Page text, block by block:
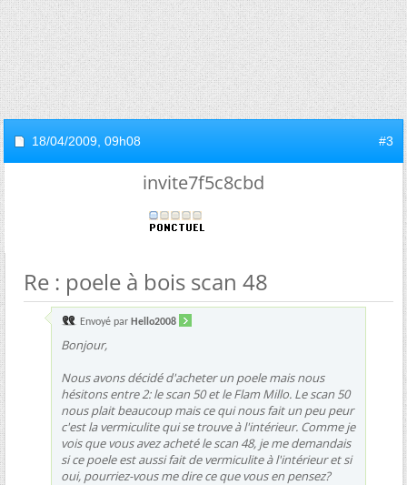
18/04/2009, 09h08 #3
invite7f5c8cbd
Re : poele à bois scan 48
Envoyé par Hello2008
Bonjour,
Nous avons décidé d'acheter un poele mais nous
hésitons entre 2: le scan 50 et le Flam Millo. Le scan 50
nous plait beaucoup mais ce qui nous fait un peu peur
c'est la vermiculite qui se trouve à l'intérieur. Comme je
vois que vous avez acheté le scan 48, je me demandais
si ce poele est aussi fait de vermiculite à l'intérieur et si
oui, pourriez-vous me dire ce que vous en pensez?